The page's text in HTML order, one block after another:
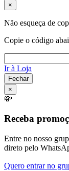
×
Não esqueça de
Copie o código
Ir à Loja
Fechar
×
💸
Receba
Entre no nosso
direto pelo
Quero entrar no